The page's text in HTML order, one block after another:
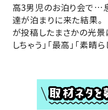
高3男児のお泊り会で…
達が泊まりに来た結
が投稿したまさかの光景
しちゃう」「最高」「素晴ら